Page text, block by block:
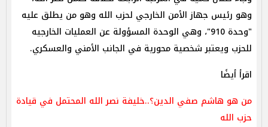
وهو رئيس جهاز الأمن الخارجي لحزب الله وهو من يطلق عليه
"وحدة 910"، وهي الوحدة المسؤولة عن العمليات الخارجيه
للحزب ويعتبر شخصية محورية في الجانب الأمني والعسكري.
اقرأ أيضًا
من هو هاشم صفي الدين؟..خليفة نصر الله المحتمل في قيادة
حزب الله